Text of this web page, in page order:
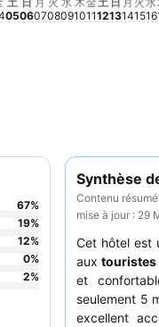
050607080910111213141516
Synthèse
Contenu
mise à jour : 29
Cet hôtel est
aux touristes
et
seulement 5
excellent
67%
19%
12%
0%
2%